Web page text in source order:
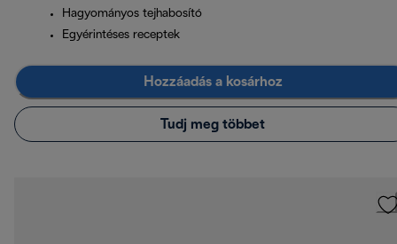
Hagyományos tejhabosító
Egyérintéses receptek
Hozzáadás a kosárhoz
Tudj meg többet